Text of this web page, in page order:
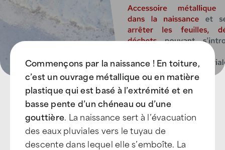
Commençons par la naissance ! En toiture,
c’est un ouvrage métallique ou en matière
plastique qui est basé à l’extrémité et en
basse pente d’un chéneau ou d’une
gouttière. La naissance sert à l’évacuation
des eaux pluviales vers le tuyau de
descente dans lequel elle s’emboîte. La